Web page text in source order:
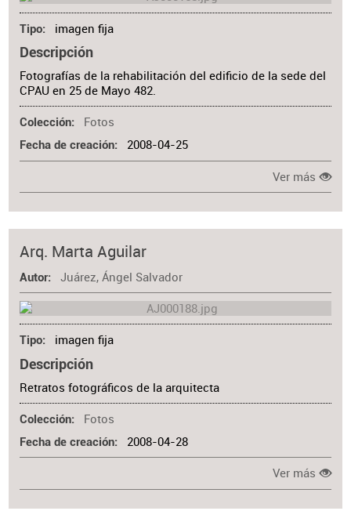
Tipo imagen fija
Descripción
Fotografías de la rehabilitación del edificio de la sede del
CPAU en 25 de Mayo 482.
Colección Fotos
Fecha de creación 2008-04-25
Ver más
Arq. Marta Aguilar
Autor Juárez, Ángel Salvador
Tipo imagen fija
Descripción
Retratos fotográficos de la arquitecta
Colección Fotos
Fecha de creación 2008-04-28
Ver más